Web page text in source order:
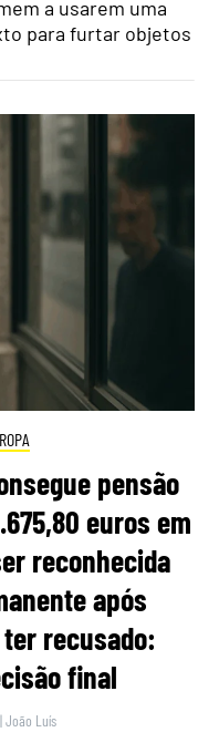
a usarem uma
para furtar objetos
pensão
euros em
reconhecida
após
recusado:
final
|João Luís